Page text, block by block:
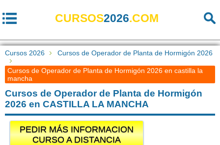
CURSOS2026.COM
Cursos 2026 Cursos de Operador de Planta de Hormigón 2026
Cursos de Operador de Planta de Hormigón 2026 en castilla la
mancha
Cursos de Operador de Planta de Hormigón
2026 en CASTILLA LA MANCHA
PEDIR MÁS INFORMACION
CURSO A DISTANCIA